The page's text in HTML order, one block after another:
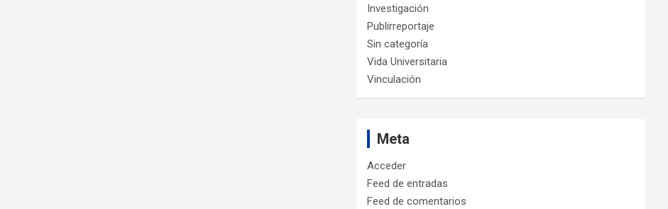
Investigación
Publirreportaje
Sin categoría
Vida Universitaria
Vinculación
Meta
Acceder
Feed de entradas
Feed de comentarios